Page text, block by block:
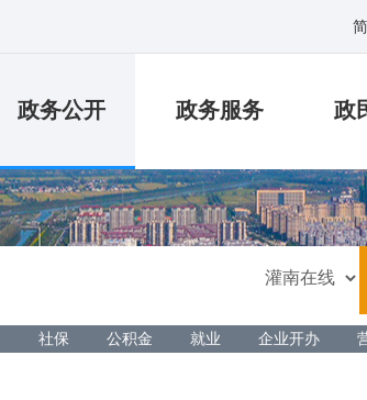
政务公开 政务服务 政
社保 公积金 就业 企业开办